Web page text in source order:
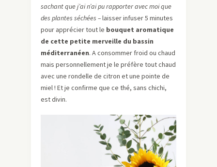
sachant que j’ai n’ai pu rapporter avec moi que
des plantes séchées –laisser infuser 5 minutes
pour apprécier tout le bouquet aromatique
de cette petite merveille du bassin
méditerranéen. A consommer froid ou chaud
mais personnellement je le préfère tout chaud
avec une rondelle de citron et une pointe de
miel ! Et je confirme que ce thé, sans chichi,
est divin.